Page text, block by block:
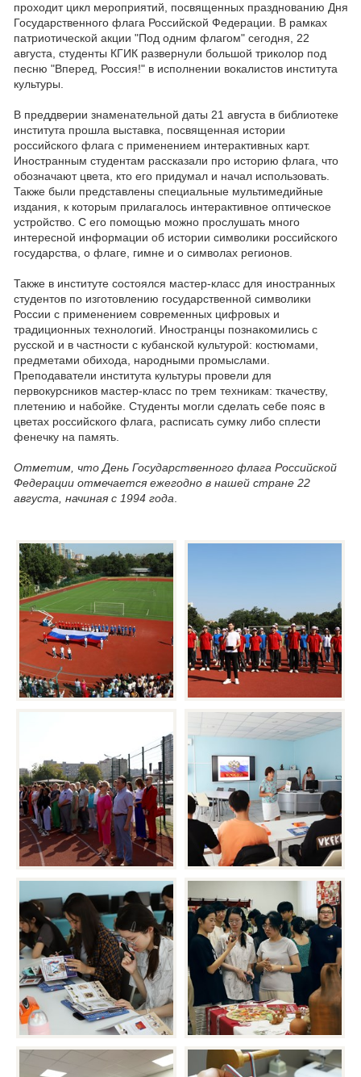
проходит цикл мероприятий, посвященных празднованию Дня
Государственного флага Российской Федерации. В рамках
патриотической акции "Под одним флагом" сегодня, 22
августа, студенты КГИК развернули большой триколор под
песню "Вперед, Россия!" в исполнении вокалистов института
культуры.
В преддверии знаменательной даты 21 августа в библиотеке
института прошла выставка, посвященная истории
российского флага с применением интерактивных карт.
Иностранным студентам рассказали про историю флага, что
обозначают цвета, кто его придумал и начал использовать.
Также были представлены специальные мультимедийные
издания, к которым прилагалось интерактивное оптическое
устройство. С его помощью можно прослушать много
интересной информации об истории символики российского
государства, о флаге, гимне и о символах регионов.
Также в институте состоялся мастер-класс для иностранных
студентов по изготовлению государственной символики
России с применением современных цифровых и
традиционных технологий. Иностранцы познакомились с
русской и в частности с кубанской культурой: костюмами,
предметами обихода, народными промыслами.
Преподаватели института культуры провели для
первокурсников мастер-класс по трем техникам: ткачеству,
плетению и набойке. Студенты могли сделать себе пояс в
цветах российского флага, расписать сумку либо сплести
фенечку на память.
Отметим, что День Государственного флага Российской
Федерации отмечается ежегодно в нашей стране 22
августа, начиная с 1994 года